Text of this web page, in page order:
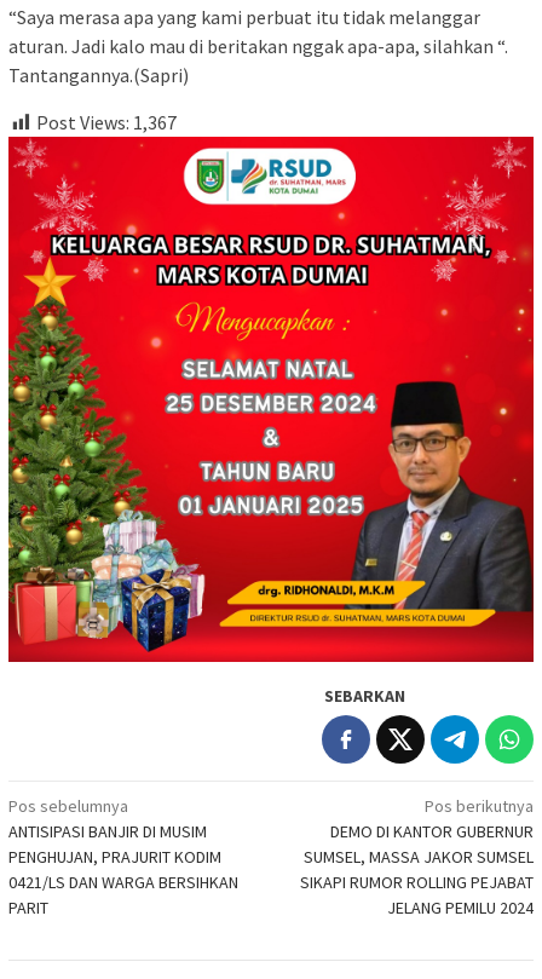
“Saya merasa apa yang kami perbuat itu tidak melanggar
aturan. Jadi kalo mau di beritakan nggak apa-apa, silahkan “.
Tantangannya.(Sapri)
Post Views: 1,367
SEBARKAN
Navigasi
pos
Pos sebelumnya
ANTISIPASI BANJIR DI MUSIM
PENGHUJAN, PRAJURIT KODIM
0421/LS DAN WARGA BERSIHKAN
PARIT
Pos berikutnya
DEMO DI KANTOR GUBERNUR
SUMSEL, MASSA JAKOR SUMSEL
SIKAPI RUMOR ROLLING PEJABAT
JELANG PEMILU 2024